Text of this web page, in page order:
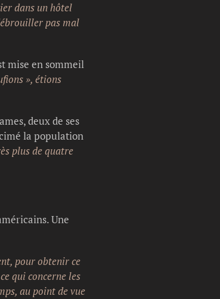
dans un hôtel
pas mal
mise en sommeil
», étions
deux de ses
la population
plus de quatre
Une
pour obtenir ce
qui concerne les
au point de vue